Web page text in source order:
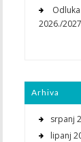
2026./
Arhiva
srpanj
lipanj